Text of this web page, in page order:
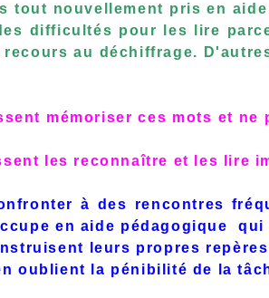
tout nouvellement pris en
difficultés pour les lire
au déchiffrage.
mémoriser ces mots et
les reconnaître et les lire
à des rencontres
en aide pédagogique
leurs propres
oublient la pénibilité de la